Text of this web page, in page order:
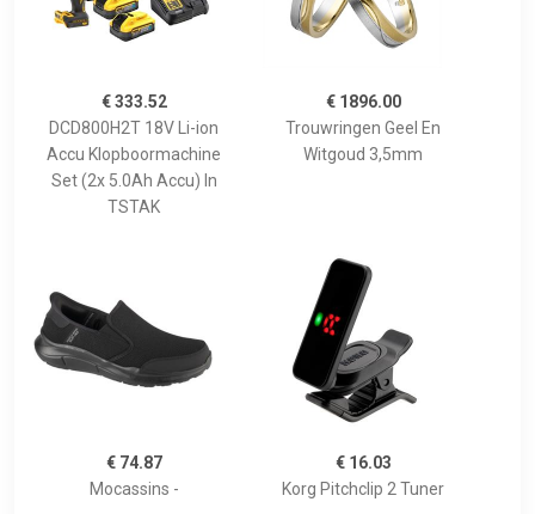
€ 333.52
DCD800H2T 18V Li-ion
Accu Klopboormachine
Set (2x 5.0Ah Accu) In
TSTAK
€ 1896.00
Trouwringen Geel En
Witgoud 3,5mm
€ 74.87
Mocassins -
€ 16.03
Korg Pitchclip 2 Tuner